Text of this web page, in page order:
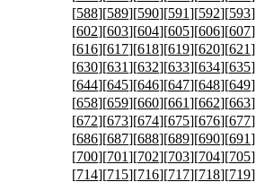
[588][589][590][591][592][593
[602][603][604][605][606][607
[616][617][618][619][620][621
[630][631][632][633][634][635
[644][645][646][647][648][649
[658][659][660][661][662][663
[672][673][674][675][676][677
[686][687][688][689][690][691
[700][701][702][703][704][705
[714][715][716][717][718][719